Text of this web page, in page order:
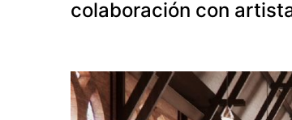
colaboración con